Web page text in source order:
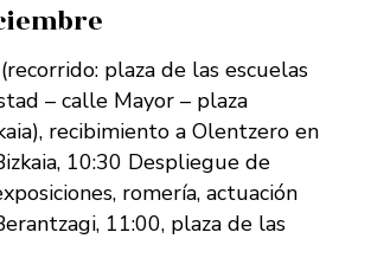
plaza de las escuelas
– calle Mayor – plaza
recibimiento a Olentzero en
10:30 Despliegue de
romería, actuación
11:00, plaza de las